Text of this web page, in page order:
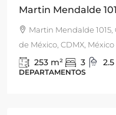
Martin Mendalde
Martin Mendalde
de México, CDMX, México
253 m² 3 2.5
DEPARTAMENTOS